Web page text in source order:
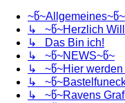
~წ~Allgemeines~წ~
↳ ~წ~Herzlich
↳ Das Bin ich!
↳ ~წ~NEWS~წ~
↳ ~წ~Hier werden
↳
↳ ~წ~Ravens